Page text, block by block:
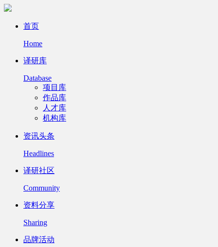
首页
Home
译研库
Database
项目库
作品库
人才库
机构库
资讯头条
Headlines
译研社区
Community
资料分享
Sharing
品牌活动